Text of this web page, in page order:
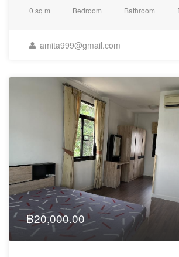
0 sq m Bedroom Bathroom
amita999@gmail.com
฿20,000.00